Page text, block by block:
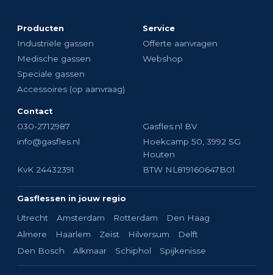
Producten
Industriële gassen
Medische gassen
Speciale gassen
Accessoires (op aanvraag)
Service
Offerte aanvragen
Webshop
Contact
030-2712987
info@gasfles.nl
Gasfles.nl BV
Hoekcamp 50, 3992 SG
Houten
KvK 24432391
BTW NL819160647B01
Gasflessen in jouw regio
Utrecht Amsterdam Rotterdam
Den Haag
Almere
Haarlem Zeist Hilversum
Delft
Den Bosch
Alkmaar Schiphol Spijkenisse